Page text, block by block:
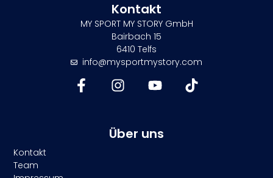
Kontakt
MY SPORT MY STORY GmbH
Bairbach 15
6410 Telfs
info@mysportmystory.com
Über uns
Kontakt
Team